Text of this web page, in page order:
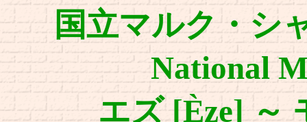
国立マルク・シ
National
エズ [Èze]～